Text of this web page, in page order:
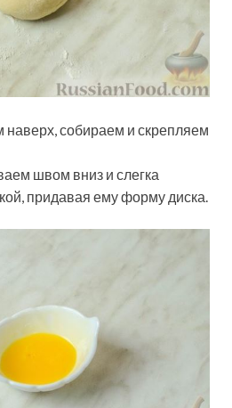
наверх, собираем и скрепляем
швом вниз и слегка
придавая ему форму диска.